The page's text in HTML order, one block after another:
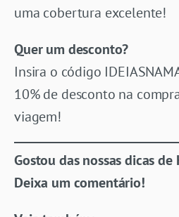
uma cobertura excelente!
Quer um desconto?
Insira o código
10% de desconto na
viagem!
Gostou das nossas dicas
Deixa um comentário!